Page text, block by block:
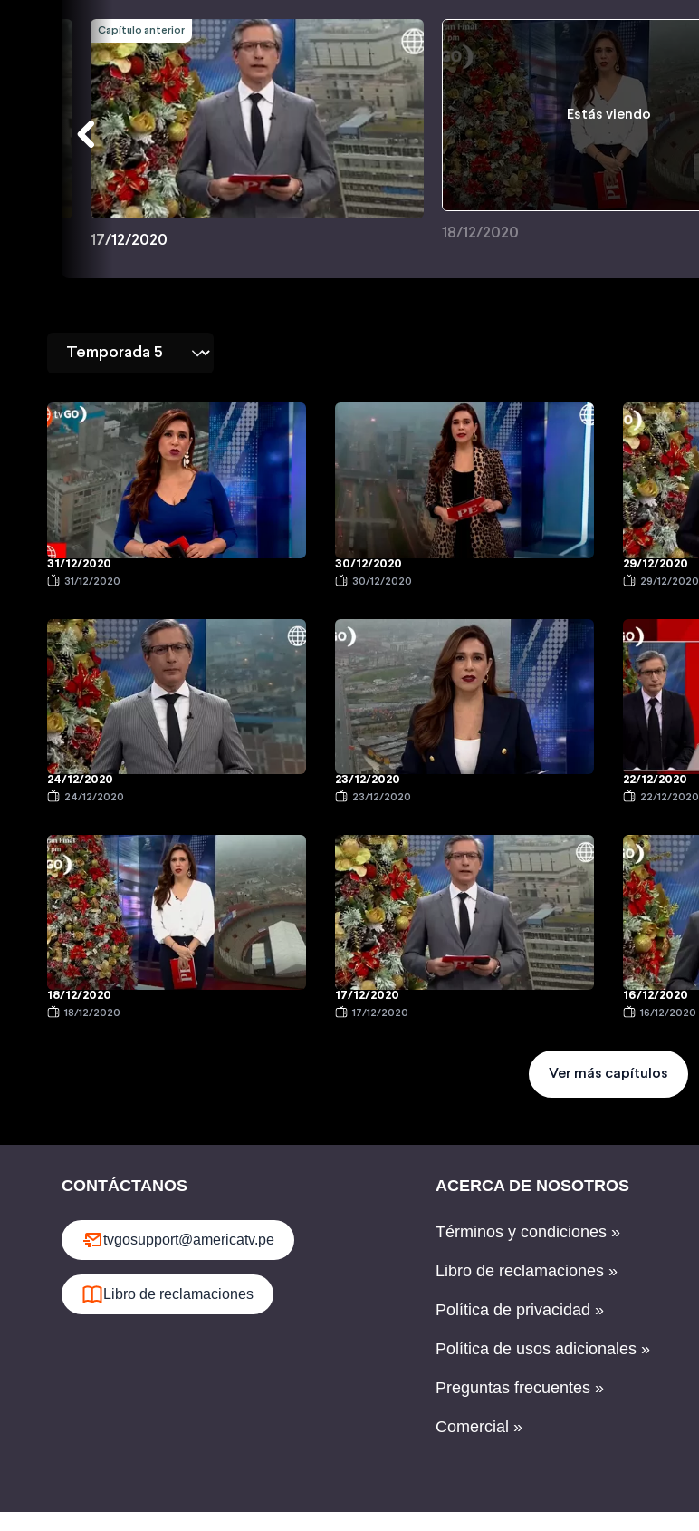
Capítulo anterior
17/12/2020
Estás viendo
18/12/2020
31/12/2020
31/12/2020
30/12/2020
30/12/2020
29/12/2020
29/12/2020
24/12/2020
24/12/2020
23/12/2020
23/12/2020
22/12/2020
22/12/2020
18/12/2020
18/12/2020
17/12/2020
17/12/2020
16/12/2020
16/12/2020
Ver más capítulos
CONTÁCTANOS
tvgosupport@americatv.pe
Libro de reclamaciones
ACERCA DE NOSOTROS
Términos y condiciones »
Libro de reclamaciones »
Política de privacidad »
Política de usos adicionales »
Preguntas frecuentes »
Comercial »